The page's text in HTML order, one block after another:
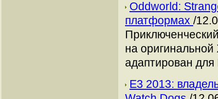
Oddworld:
платформах /
на оригинальной
адаптирован
Е3 2013: